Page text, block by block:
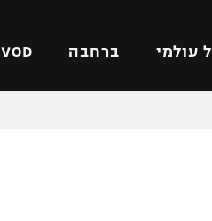
עולמי ברחבה VOD